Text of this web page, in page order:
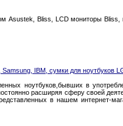
Bliss, LCD мониторы Bliss,
IBM, сумки для ноутбуков
ноутбуков,бывших в
расширяя сферу своей
в нашем интернет-